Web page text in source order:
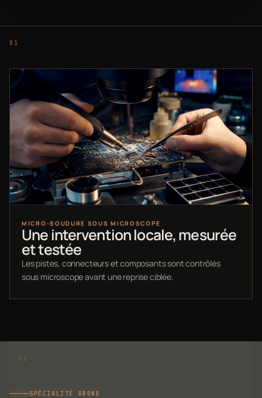
MICRO-SOUDURE SOUS MICROSCOPE
Une intervention locale, mesurée
et testée
Les pistes, connecteurs et composants sont contrôlés
sous microscope avant une reprise ciblée.
SPÉCIALITÉ DRONE